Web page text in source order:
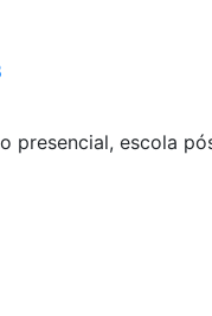
presencial, escola